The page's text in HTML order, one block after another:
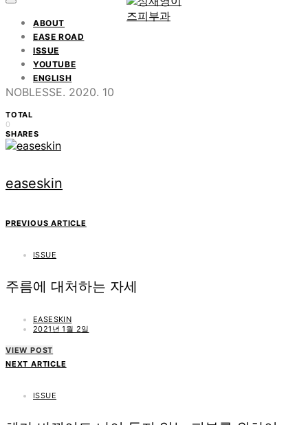
ABOUT
EASE ROAD
ISSUE
YOUTUBE
ENGLISH
NOBLESSE. 2020. 10
TOTAL
0
SHARES
easeskin
PREVIOUS ARTICLE
ISSUE
주름에 대처하는 자세
EASESKIN
2021년 1월 2일
VIEW POST
NEXT ARTICLE
ISSUE